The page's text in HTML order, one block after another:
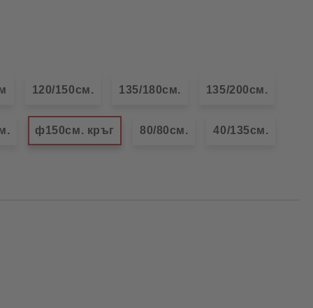
120/150см. 135/180см. 135/200см.
ф150см. кръг 80/80см. 40/135см.